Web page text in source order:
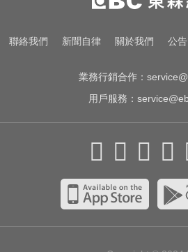
住處 死因待查
環法女子自行車賽爆「
聯絡我們 新聞自律 關於我們 公告
業務行銷合作：
用戶服務：